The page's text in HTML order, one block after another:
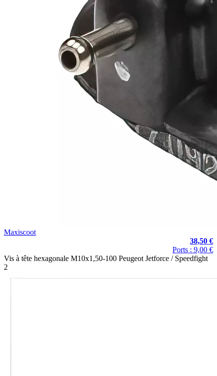
Maxiscoot
38,50 €
Ports : 9,00 €
Vis à tête hexagonale M10x1,50-100 Peugeot Jetforce / Speedfight
2